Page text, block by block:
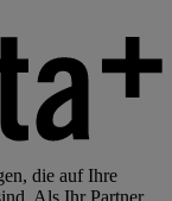
die auf Ihre
Als Ihr Partner